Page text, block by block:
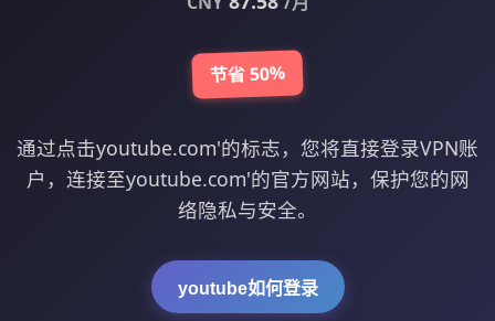
节省 50%
通过点击youtube.com'的标志，您将直接登录VPN账
户，连接至youtube.com'的官方网站，保护您的网
络隐私与安全。
youtube如何登录